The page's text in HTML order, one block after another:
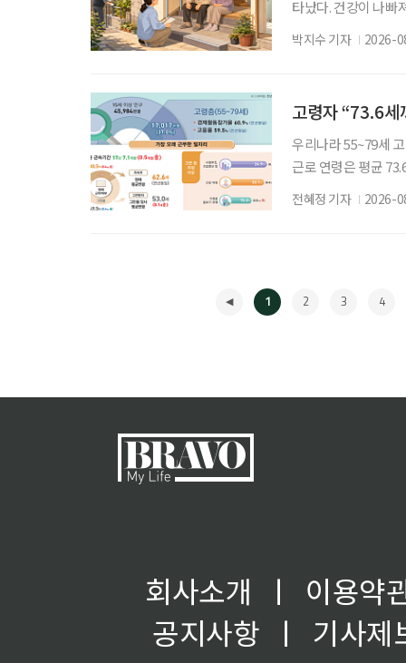
타났다. 건강이 나빠
주거 정책은 시설
부터 퇴원 후 임시
박지수 기자 2026-
고령자 “73.6세
우리나라 55~79세
근로 연령은 평균
53세였다. 주된 일
인됐다. 고령층 취
전혜정 기자 2026-
1 2 3 4
회사소개 ㅣ
이용약
공지사항
ㅣ
기사제